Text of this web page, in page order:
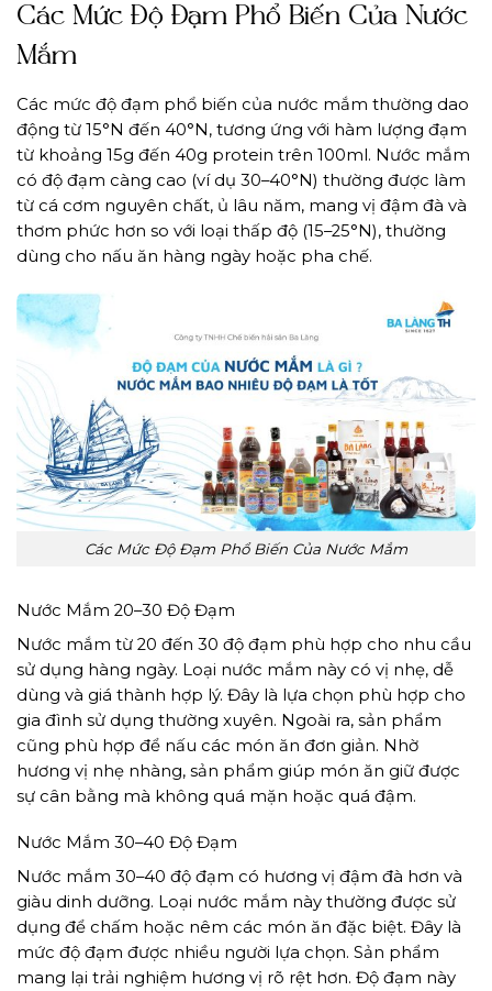
Các Mức Độ Đạm Phổ Biến Của Nước
Mắm
Các mức độ đạm phổ biến của nước mắm thường dao
động từ 15°N đến 40°N, tương ứng với hàm lượng đạm
từ khoảng 15g đến 40g protein trên 100ml. Nước mắm
có độ đạm càng cao (ví dụ 30–40°N) thường được làm
từ cá cơm nguyên chất, ủ lâu năm, mang vị đậm đà và
thơm phức hơn so với loại thấp độ (15–25°N), thường
dùng cho nấu ăn hàng ngày hoặc pha chế.
Các Mức Độ Đạm Phổ Biến Của Nước Mắm
Nước Mắm 20–30 Độ Đạm
Nước mắm từ 20 đến 30 độ đạm phù hợp cho nhu cầu
sử dụng hàng ngày. Loại nước mắm này có vị nhẹ, dễ
dùng và giá thành hợp lý. Đây là lựa chọn phù hợp cho
gia đình sử dụng thường xuyên. Ngoài ra, sản phẩm
cũng phù hợp để nấu các món ăn đơn giản. Nhờ
hương vị nhẹ nhàng, sản phẩm giúp món ăn giữ được
sự cân bằng mà không quá mặn hoặc quá đậm.
Nước Mắm 30–40 Độ Đạm
Nước mắm 30–40 độ đạm có hương vị đậm đà hơn và
giàu dinh dưỡng. Loại nước mắm này thường được sử
dụng để chấm hoặc nêm các món ăn đặc biệt. Đây là
mức độ đạm được nhiều người lựa chọn. Sản phẩm
mang lại trải nghiệm hương vị rõ rệt hơn. Độ đạm này